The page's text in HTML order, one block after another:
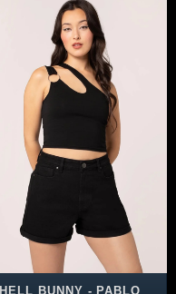
HELL BUNNY - PABLO